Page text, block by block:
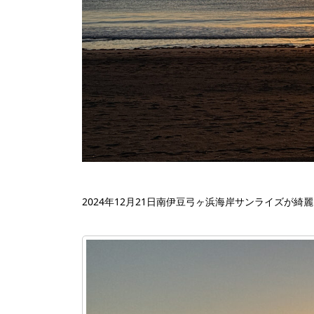
2024年12月21日南伊豆弓ヶ浜海岸サンライズが綺